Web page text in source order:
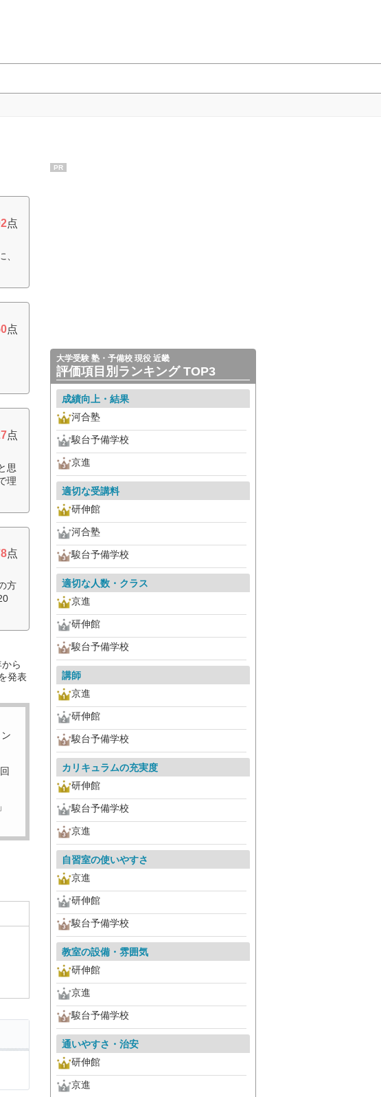
点
点
点
思
理
点
方
ら
発表
ン
」
PR
大学受験 塾・予備校 現役 近畿
評価項目別ランキング TOP3
成績向上・結果
河合塾
駿台予備学校
京進
適切な受講料
研伸館
河合塾
駿台予備学校
適切な人数・クラス
京進
研伸館
駿台予備学校
講師
京進
研伸館
駿台予備学校
カリキュラムの充実度
研伸館
駿台予備学校
京進
自習室の使いやすさ
京進
研伸館
駿台予備学校
教室の設備・雰囲気
研伸館
京進
駿台予備学校
通いやすさ・治安
研伸館
京進